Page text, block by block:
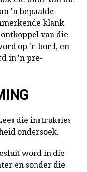
'n bepaalde
klank
van die
op 'n bord, en
in 'n pre-
die instruksies
ondersoek.
word in die
en sonder die